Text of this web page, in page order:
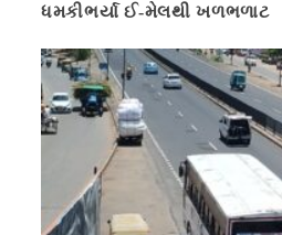
ધમકીભર્યા ઈ-મેલથી ખળભળાટ